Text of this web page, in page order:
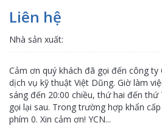
Liên hệ
Nhà sản xuất:
Cảm ơn quý khách đã gọi đến công
dịch vụ kỹ thuật Việt Dũng. Giờ làm
sáng đến 20:00 chiều, thứ hai đến thứ
gọi lại sau. Trong trường hợp khẩn
phím 0. Xin cảm ơn! YCN...